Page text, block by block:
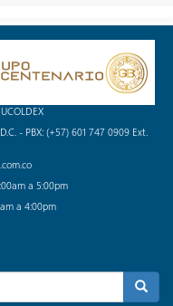
- PBX: (+57) 601 747 0909 Ext.
a 5:00pm
a 4:00pm